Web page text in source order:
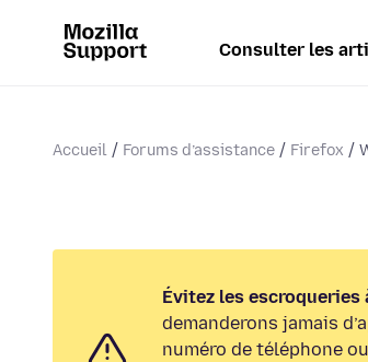
Consulter les
Accueil Forums d’assistance Firefox
Évitez les escroqueries
demanderons jamais
numéro de téléphone